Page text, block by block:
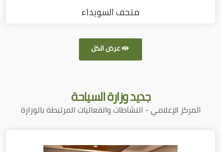
متحف السويداء
عرض الكل
جديدوزارة السياحة
المركز الإعلامي - النشاطات والفعاليات المرتبطة بالوزارة